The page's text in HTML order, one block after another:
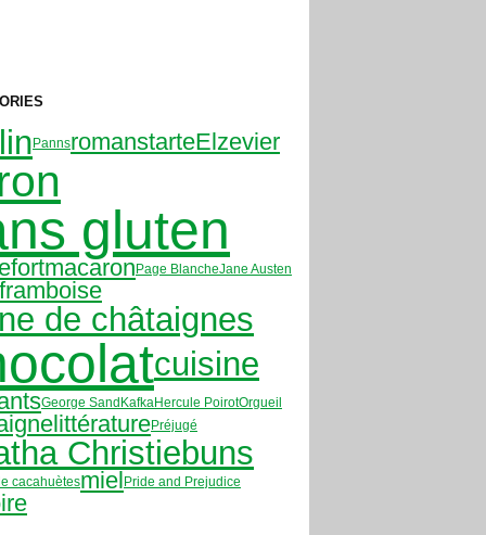
PannsromanstarteElzevier
gluten
macaronPage BlancheJane Austen
framboise
de châtaignes
cuisine
George SandKafkaHercule PoirotOrgueil
littératurePréjugé
Christiebuns
cacahuètesmiel Pride and Prejudice